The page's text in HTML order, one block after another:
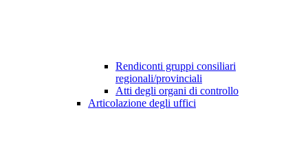
Rendiconti gruppi consiliari
regionali/provinciali
Atti degli organi di controllo
Articolazione degli uffici